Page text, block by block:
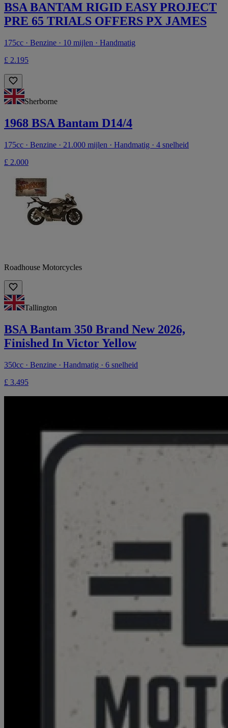
BSA BANTAM RIGID EASY PROJECT
PRE 65 TRIALS OFFERS PX JAMES
175cc · Benzine · 10 mijlen · Handmatig
£ 2.195
Sherborne
1968 BSA Bantam D14/4
175cc · Benzine · 21.000 mijlen · Handmatig · 4 snelheid
£ 2.000
Roadhouse Motorcycles
Tallington
BSA Bantam 350 Brand New 2026,
Finished In Victor Yellow
350cc · Benzine · Handmatig · 6 snelheid
£ 3.495